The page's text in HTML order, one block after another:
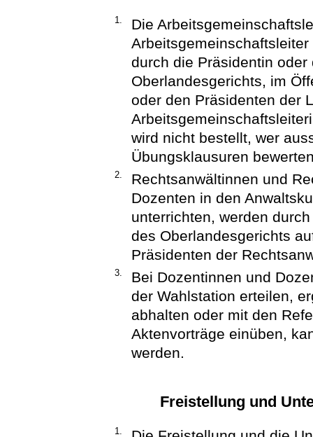
1.
Die
durch die Präsidentin
Oberlandesgerichts, im
oder den Präsidenten der
wird nicht bestellt, wer
Übungsklausuren
2.
Rechtsanwältinnen und
Dozenten in den
unterrichten, werden
des Oberlandesgerichts
Präsidenten der
3.
Bei Dozentinnen und
der Wahlstation erteilen,
abhalten oder mit den
Aktenvorträge einüben,
werden.
Freistellung und
1.